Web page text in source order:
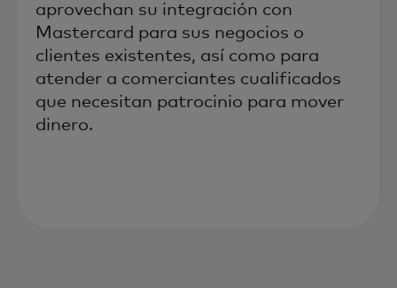
aprovechan su integración con
Mastercard para sus negocios o
clientes existentes, así como para
atender a comerciantes cualificados
que necesitan patrocinio para mover
dinero.